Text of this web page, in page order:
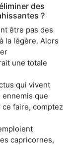
des
?
être pas des
la légère. Alors
une totale
qui vivent
que
faire, comptez
capricornes,